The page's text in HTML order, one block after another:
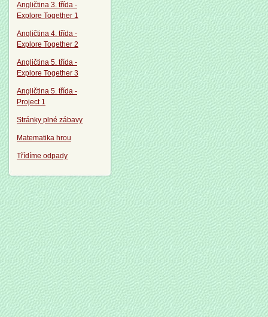
Angličtina 3. třída -
Explore Together 1
Angličtina 4. třída -
Explore Together 2
Angličtina 5. třída -
Explore Together 3
Angličtina 5. třída -
Project 1
Stránky plné zábavy
Matematika hrou
Třídíme odpady